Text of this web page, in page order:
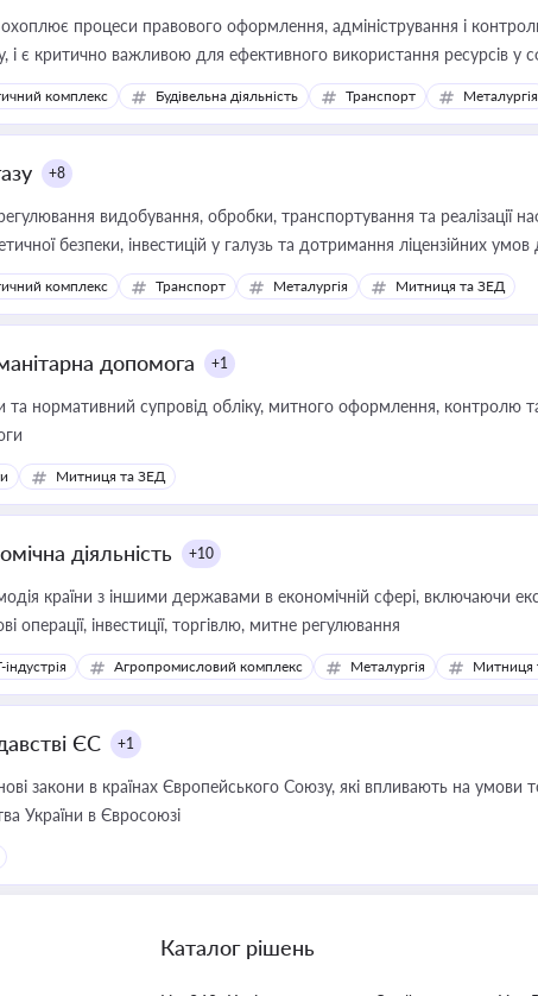
процеси правового оформлення, адміністрування і
і є критично важливою для ефективного використання ресурсів у
комплекс Будівельна діяльність Транспорт Металургія
+8
видобування, обробки, транспортування та реалізації
безпеки, інвестицій у галузь та дотримання ліцензійних умов
комплекс Транспорт Металургія Митниця та ЗЕД
допомога +1
та нормативний супровід обліку, митного оформлення, контролю та
Митниця та ЗЕД
діяльність +10
країни з іншими державами в економічній сфері, включаючи
операції, інвестиції, торгівлю, митне регулювання
індустрія Агропромисловий комплекс Металургія Митниця
ЄС +1
в країнах Європейського Союзу, які впливають на умови торгівлі, трудової міграції, інтеграції та
України в Євросоюзі
Каталог рішень